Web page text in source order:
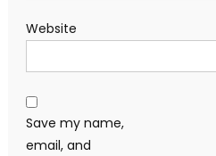
Website
Save my name,
email, and